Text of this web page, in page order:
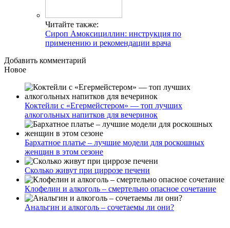
Читайте также:
Сироп Амоксициллин: инструкция по
применению и рекомендации врача
Добавить комментарий
Новое
Коктейли с «Егермейстером» — топ лучших
алкогольных напитков для вечеринок
Бархатное платье – лучшие модели для роскошных
женщин в этом сезоне
Сколько живут при циррозе печени
Клофелин и алкоголь – смертельно опасное сочетание
Анальгин и алкоголь – сочетаемы ли они?